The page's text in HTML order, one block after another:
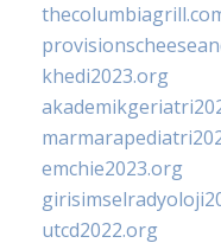
khedi2023.org
emchie2023.org
utcd2022.org